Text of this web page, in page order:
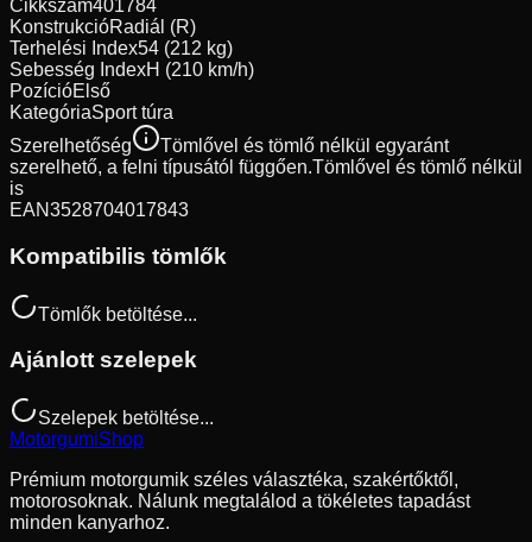
Cikkszám401784
KonstrukcióRadiál (R)
Terhelési Index54 (212 kg)
Sebesség IndexH (210 km/h)
PozícióElső
KategóriaSport túra
Szerelhetőség
Tömlővel és tömlő nélkül egyaránt
szerelhető, a felni típusától függően.Tömlővel és tömlő nélkül
is
EAN3528704017843
Kompatibilis tömlők
Tömlők betöltése...
Ajánlott szelepek
Szelepek betöltése...
MotorgumiShop
Prémium motorgumik széles választéka, szakértőktől,
motorosoknak. Nálunk megtalálod a tökéletes tapadást
minden kanyarhoz.